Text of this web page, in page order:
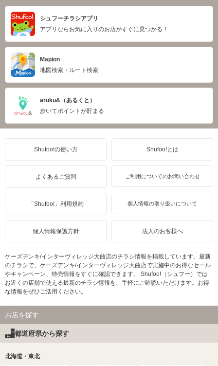
シュフーチラシアプリ
アプリならお気に入りのお店がすぐに見つかる！
Mapion
地図検索・ルート検索
aruku&（あるくと）
歩いてポイントが貯まる
Shufoo!の使い方 Shufoo!とは
よくあるご質問 ご利用についてのお問い合わせ
「Shufoo!」利用規約 個人情報の取り扱いについて
個人情報保護方針 法人のお客様へ
ケーズデンキ/インターヴィレッジ大曲店のチラシ情報を掲載しています。最新
のチラシで、ケーズデンキ/インターヴィレッジ大曲店で実施中のお得なセール
やキャンペーン、特売情報をすぐに確認できます。 Shufoo!（シュフー）では
お近くの店舗で使える最新のチラシ情報を、手軽にご確認いただけます。お得
な情報をぜひご活用ください。
お店を探す
都道府県から探す
北海道・東北